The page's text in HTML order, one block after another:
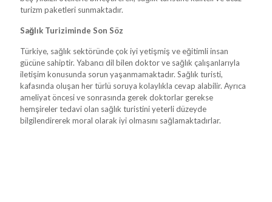
turizm paketleri sunmaktadır.
Sağlık Turiziminde Son Söz
Türkiye, sağlık sektöründe çok iyi yetişmiş ve eğitimli insan
gücüne sahiptir. Yabancı dil bilen doktor ve sağlık çalışanlarıyla
iletişim konusunda sorun yaşanmamaktadır. Sağlık turisti,
kafasında oluşan her türlü soruya kolaylıkla cevap alabilir. Ayrıca
ameliyat öncesi ve sonrasında gerek doktorlar gerekse
hemşireler tedavi olan sağlık turistini yeterli düzeyde
bilgilendirerek moral olarak iyi olmasını sağlamaktadırlar.